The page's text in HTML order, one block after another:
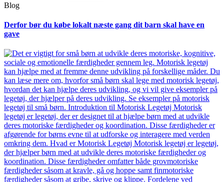
Blog
Derfor bør du købe lokalt næste gang dit barn skal have en
gave